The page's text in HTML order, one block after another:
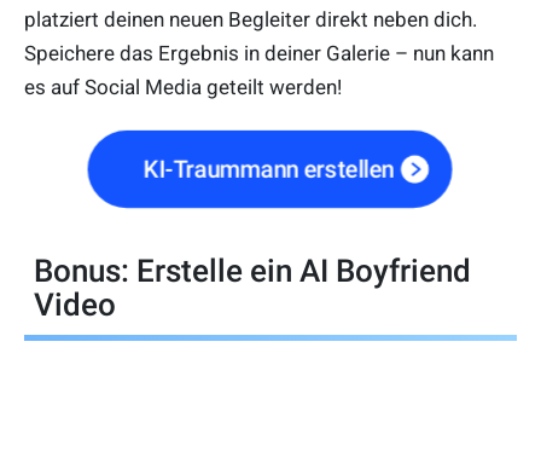
platziert deinen neuen Begleiter direkt neben dich.
Speichere das Ergebnis in deiner Galerie – nun kann
es auf Social Media geteilt werden!
KI-Traummann erstellen
Bonus: Erstelle ein AI Boyfriend
Video